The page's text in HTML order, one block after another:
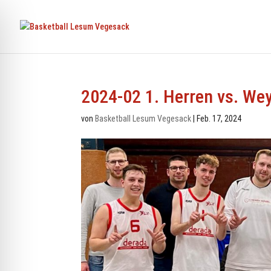
2024-02 1. Herren vs.
von Basketball Lesum Vegesack Feb. 17, 2024
Modus